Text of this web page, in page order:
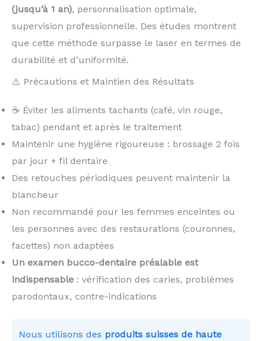
(jusqu’à 1 an), personnalisation optimale,
supervision professionnelle. Des études montrent
que cette méthode surpasse le laser en termes de
durabilité et d’uniformité.
⚠️ Précautions et Maintien des Résultats
☕ Éviter les aliments tachants (café, vin rouge,
tabac) pendant et après le traitement
Maintenir une hygiène rigoureuse : brossage 2 fois
par jour + fil dentaire
Des retouches périodiques peuvent maintenir la
blancheur
Non recommandé pour les femmes enceintes ou
les personnes avec des restaurations (couronnes,
facettes) non adaptées
Un examen bucco-dentaire préalable est
indispensable : vérification des caries, problèmes
parodontaux, contre-indications
Nous utilisons des produits suisses de haute